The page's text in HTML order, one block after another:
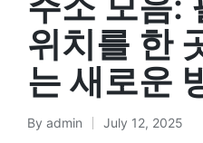
위치를 한
는 새로운
Posted
By admin July 12, 2025